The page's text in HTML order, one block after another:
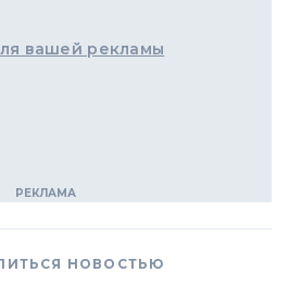
вашей рекламы
НОВОСТЬЮ